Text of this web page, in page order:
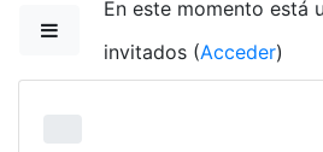
Salta al contenido principal
En este momento está
invitados (Acceder)